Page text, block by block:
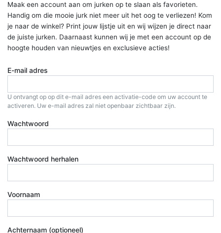
Maak een account aan om jurken op te slaan als favorieten.
Handig om die mooie jurk niet meer uit het oog te verliezen! Kom
je naar de winkel? Print jouw lijstje uit en wij wijzen je direct naar
de juiste jurken. Daarnaast kunnen wij je met een account op de
hoogte houden van nieuwtjes en exclusieve acties!
E-mail adres
U ontvangt op op dit e-mail adres een activatie-code om uw account te
activeren. Uw e-mail adres zal niet openbaar zichtbaar zijn.
Wachtwoord
Wachtwoord herhalen
Voornaam
Achternaam (optioneel)